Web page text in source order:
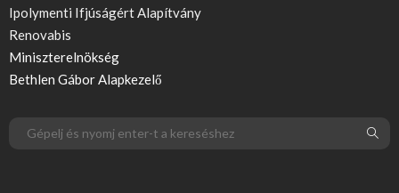
Ipolymenti Ifjúságért Alapítvány
Renovabis
Miniszterelnökség
Bethlen Gábor Alapkezelő